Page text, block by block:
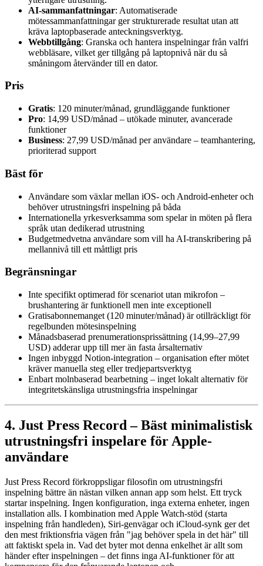
AI-sammanfattningar: Automatiserade
mötessammanfattningar ger strukturerade resultat utan att
kräva laptopbaserade anteckningsverktyg.
Webbtillgång: Granska och hantera inspelningar från valfri
webbläsare, vilket ger tillgång på laptopnivå när du så
småningom återvänder till en dator.
Pris
Gratis: 120 minuter/månad, grundläggande funktioner
Pro: 14,99 USD/månad – utökade minuter, avancerade
funktioner
Business: 27,99 USD/månad per användare – teamhantering,
prioriterad support
Bäst för
Användare som växlar mellan iOS- och Android-enheter och
behöver utrustningsfri inspelning på båda
Internationella yrkesverksamma som spelar in möten på flera
språk utan dedikerad utrustning
Budgetmedvetna användare som vill ha AI-transkribering på
mellannivå till ett måttligt pris
Begränsningar
Inte specifikt optimerad för scenariot utan mikrofon –
brushantering är funktionell men inte exceptionell
Gratisabonnemanget (120 minuter/månad) är otillräckligt för
regelbunden mötesinspelning
Månadsbaserad prenumerationsprissättning (14,99–27,99
USD) adderar upp till mer än fasta årsalternativ
Ingen inbyggd Notion-integration – organisation efter mötet
kräver manuella steg eller tredjepartsverktyg
Enbart molnbaserad bearbetning – inget lokalt alternativ för
integritetskänsliga utrustningsfria inspelningar
4. Just Press Record – Bäst minimalistisk
utrustningsfri inspelare för Apple-
användare
Just Press Record förkroppsligar filosofin om utrustningsfri
inspelning bättre än nästan vilken annan app som helst. Ett tryck
startar inspelning. Ingen konfiguration, inga externa enheter, ingen
installation alls. I kombination med Apple Watch-stöd (starta
inspelning från handleden), Siri-genvägar och iCloud-synk ger det
den mest friktionsfria vägen från "jag behöver spela in det här" till
att faktiskt spela in. Vad det byter mot denna enkelhet är allt som
händer efter inspelningen – det finns inga AI-funktioner för att